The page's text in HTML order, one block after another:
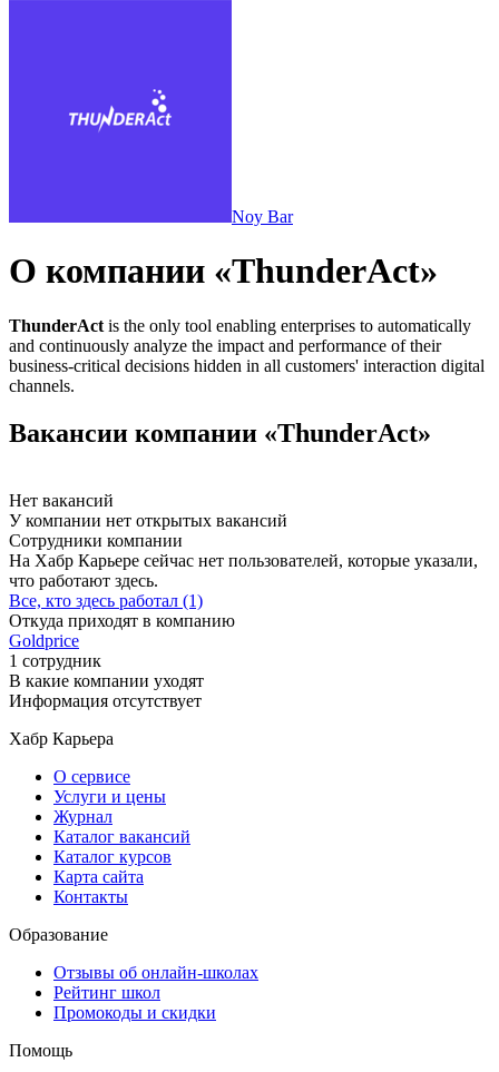
Noy Bar
О компании «ThunderAct»
ThunderAct is the only tool enabling enterprises to automatically
and continuously analyze the impact and performance of their
business-critical decisions hidden in all customers' interaction digital
channels.
Вакансии компании «ThunderAct»
Нет вакансий
У компании нет открытых вакансий
Сотрудники компании
На Хабр Карьере сейчас нет пользователей, которые указали,
что работают здесь.
Все, кто здесь работал (1)
Откуда приходят в компанию
Goldprice
1 сотрудник
В какие компании уходят
Информация отсутствует
Хабр Карьера
О сервисе
Услуги и цены
Журнал
Каталог вакансий
Каталог курсов
Карта сайта
Контакты
Образование
Отзывы об онлайн-школах
Рейтинг школ
Промокоды и скидки
Помощь